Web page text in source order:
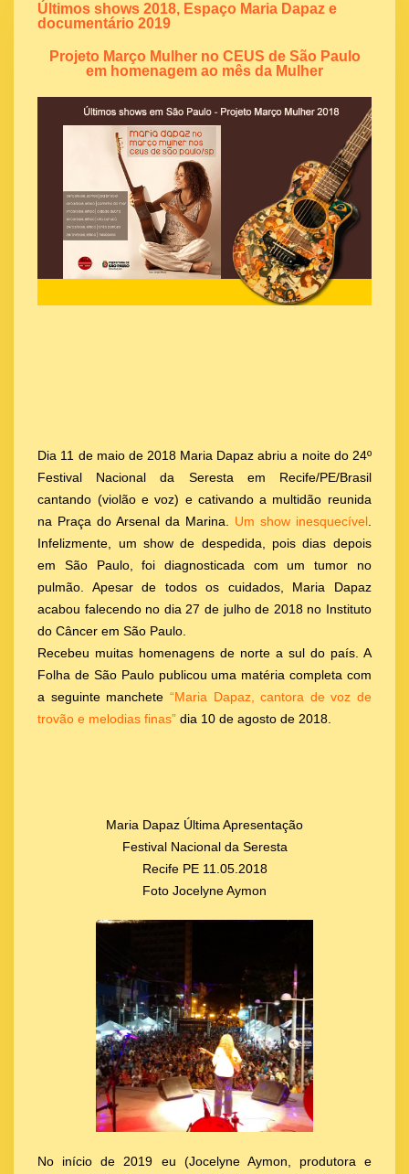
Últimos shows 2018, Espaço Maria Dapaz e
documentário 2019
Projeto Março Mulher no CEUS de São Paulo
em homenagem ao mês da Mulher
Dia 11 de maio de 2018 Maria Dapaz abriu a noite do 24º
Festival Nacional da Seresta em Recife/PE/Brasil
cantando (violão e voz) e cativando a multidão reunida
na Praça do Arsenal da Marina. Um show inesquecível.
Infelizmente, um show de despedida, pois dias depois
em São Paulo, foi diagnosticada com um tumor no
pulmão. Apesar de todos os cuidados, Maria Dapaz
acabou falecendo no dia 27 de julho de 2018 no Instituto
do Câncer em São Paulo.
Recebeu muitas homenagens de norte a sul do país. A
Folha de São Paulo publicou uma matéria completa com
a seguinte manchete “Maria Dapaz, cantora de voz de
trovão e melodias finas” dia 10 de agosto de 2018.
Maria Dapaz Última Apresentação
Festival Nacional da Seresta
Recife PE 11.05.2018
Foto Jocelyne Aymon
No início de 2019 eu (Jocelyne Aymon, produtora e